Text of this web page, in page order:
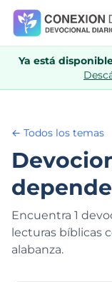
Ya está
← Todos los temas
Encuentra 1
lecturas bíblicas
alabanza.